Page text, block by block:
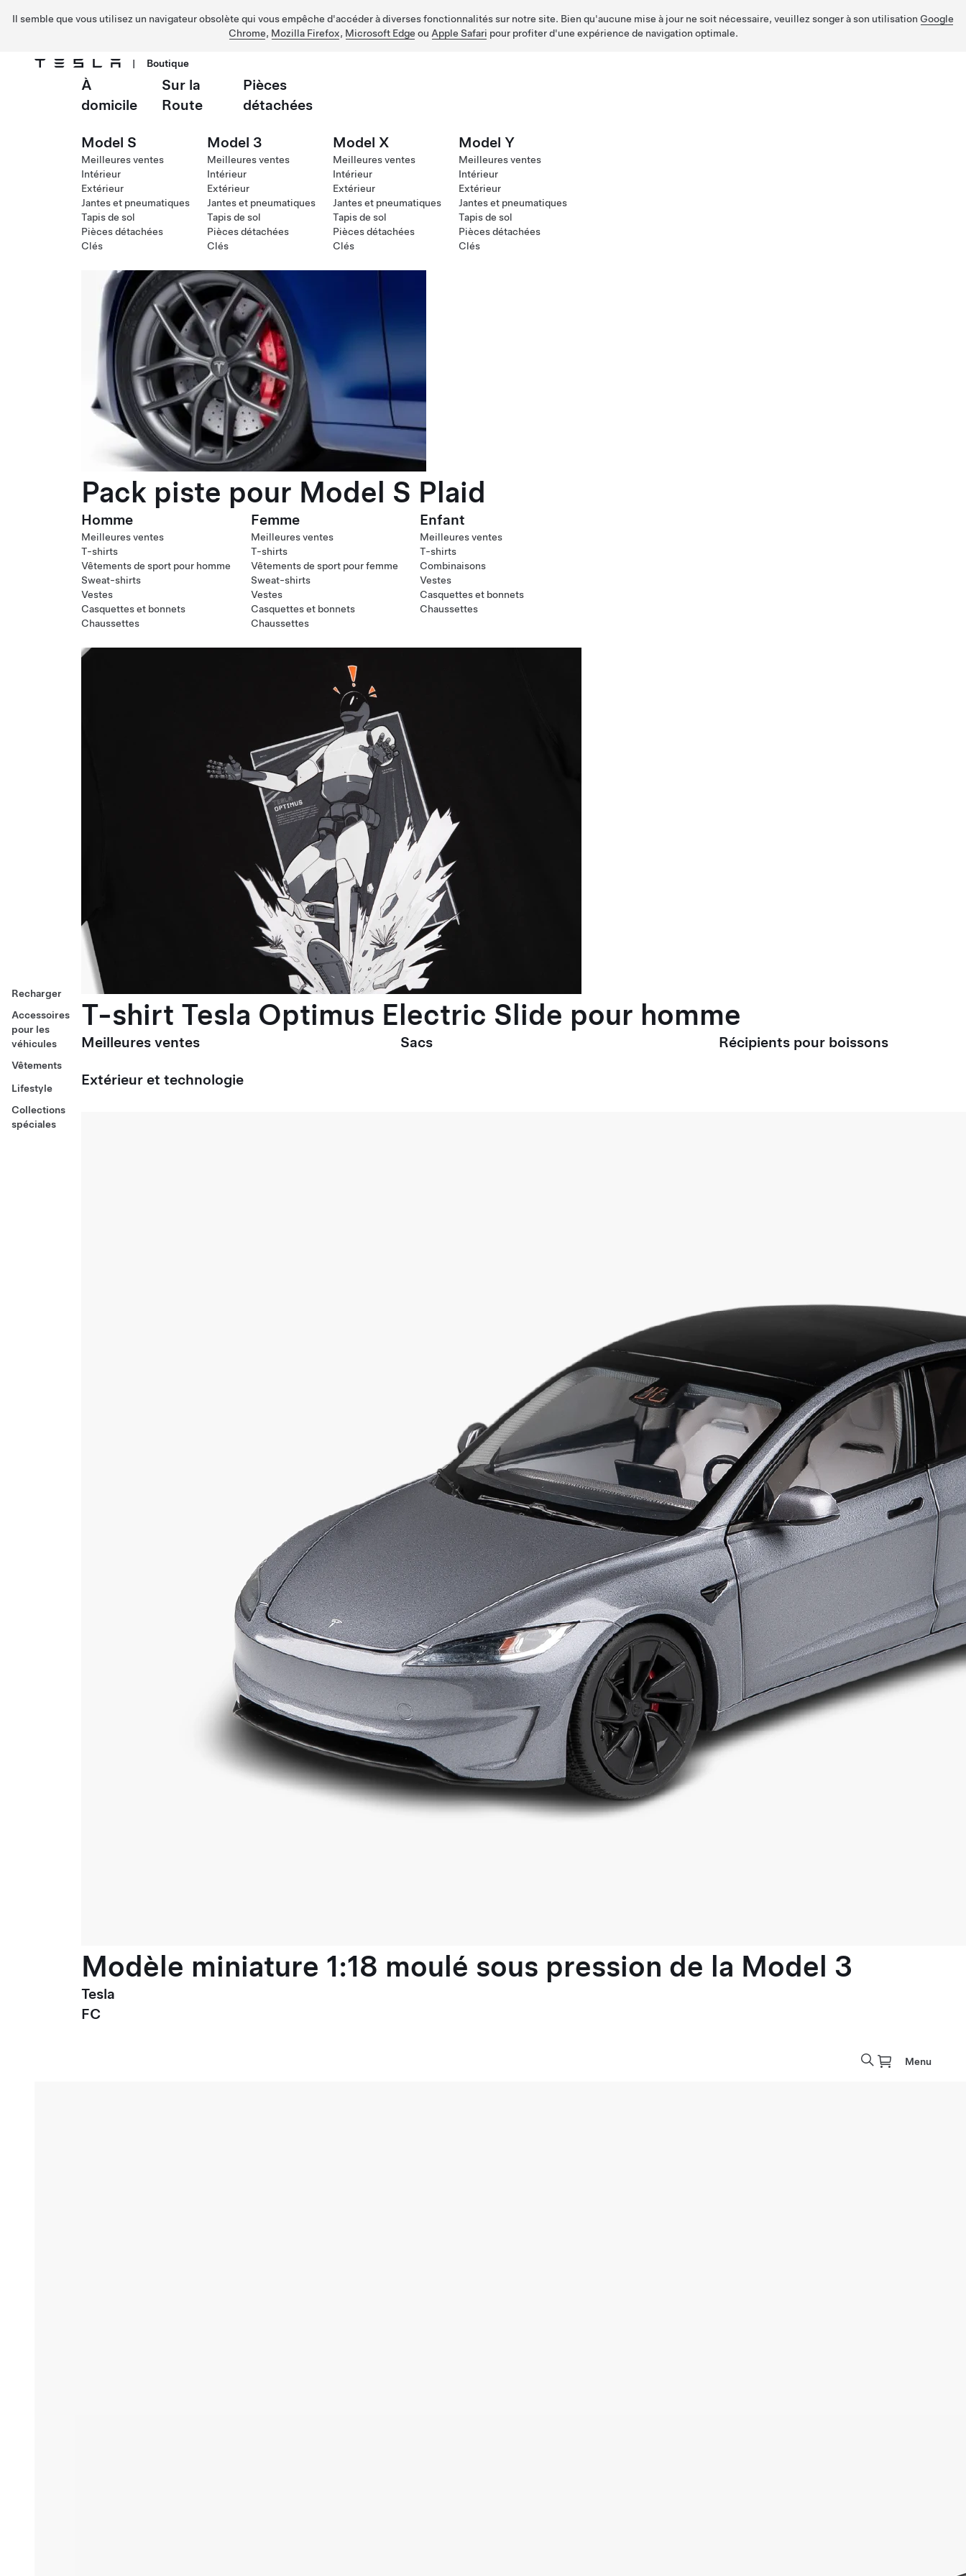
Il semble que vous utilisez un navigateur obsolète qui vous empêche d'accéder à diverses fonctionnalités sur notre site. Bien qu'aucune mise à jour ne soit nécessaire, veuillez songer à son utilisation Google
Chrome, Mozilla Firefox, Microsoft Edge ou Apple Safari pour profiter d'une expérience de navigation optimale.
Passer au contenu principal
| Boutique
Recharger
Accessoires
pour les
véhicules
Vêtements
Lifestyle
Collections
spéciales
À
domicile
Sur la
Route
Pièces
détachées
Model S
Meilleures ventes
Intérieur
Extérieur
Jantes et pneumatiques
Tapis de sol
Pièces détachées
Clés
Model 3
Meilleures ventes
Intérieur
Extérieur
Jantes et pneumatiques
Tapis de sol
Pièces détachées
Clés
Model X
Meilleures ventes
Intérieur
Extérieur
Jantes et pneumatiques
Tapis de sol
Pièces détachées
Clés
Model Y
Meilleures ventes
Intérieur
Extérieur
Jantes et pneumatiques
Tapis de sol
Pièces détachées
Clés
Pack piste pour Model S Plaid
Homme
Meilleures ventes
T-shirts
Vêtements de sport pour homme
Sweat-shirts
Vestes
Casquettes et bonnets
Chaussettes
Femme
Meilleures ventes
T-shirts
Vêtements de sport pour femme
Sweat-shirts
Vestes
Casquettes et bonnets
Chaussettes
Enfant
Meilleures ventes
T-shirts
Combinaisons
Vestes
Casquettes et bonnets
Chaussettes
T-shirt Tesla Optimus Electric Slide pour homme
Meilleures ventes Sacs Récipients pour boissons
Extérieur et technologie
Modèle miniature 1:18 moulé sous pression de la Model 3
Tesla
FC
Menu